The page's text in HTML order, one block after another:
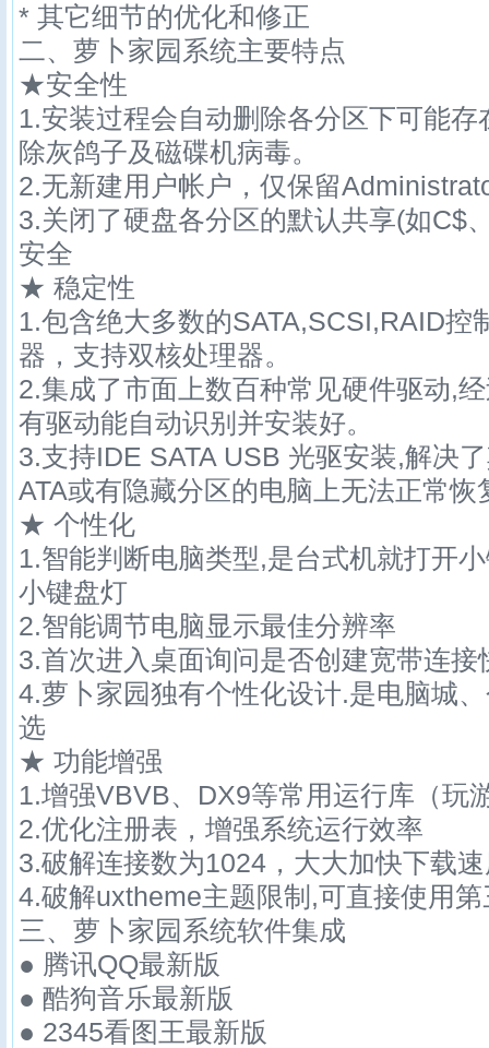
* 其它细节的优化和修正
二、萝卜家园系统主要特点
★安全性
1.安装过程会自动删除各分区下可能
除灰鸽子及磁碟机病毒。
2.无新建用户帐户，仅保留
3.关闭了硬盘各分区的默认共享(如
安全
★ 稳定性
1.包含绝大多数的SATA,SCSI,RAID控
器，支持双核处理器。
2.集成了市面上数百种常见硬件驱动,
有驱动能自动识别并安装好。
3.支持IDE SATA USB 光驱安装,解决
ATA或有隐藏分区的电脑上无法正常恢
★ 个性化
1.智能判断电脑类型,是台式机就打开
小键盘灯
2.智能调节电脑显示最佳分辨率
3.首次进入桌面询问是否创建宽带连接
4.萝卜家园独有个性化设计.是电脑城
选
★ 功能增强
1.增强VBVB、DX9等常用运行库（玩
2.优化注册表，增强系统运行效率
3.破解连接数为1024，大大加快下载
4.破解uxtheme主题限制,可直接使用
三、萝卜家园系统软件集成
● 腾讯QQ最新版
● 酷狗音乐最新版
● 2345看图王最新版